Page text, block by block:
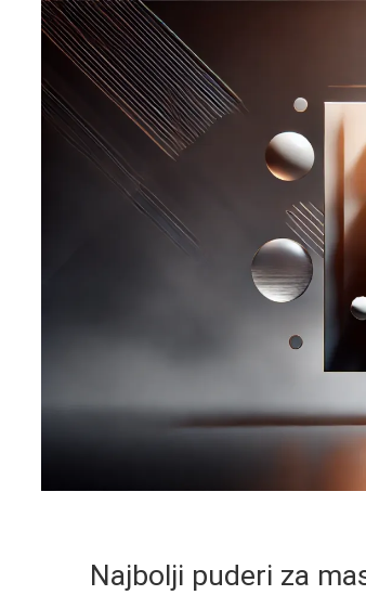
Najbolji puderi za